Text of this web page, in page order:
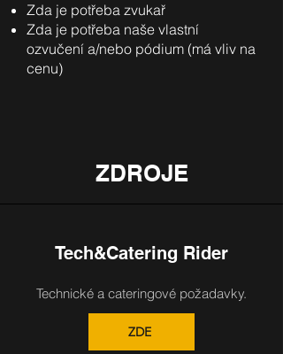
Zda je potřeba zvukař
Zda je potřeba naše vlastní
ozvučení a/nebo pódium (má vliv na
cenu)
ZDROJE
Tech&Catering Rider
Technické a cateringové požadavky.
ZDE